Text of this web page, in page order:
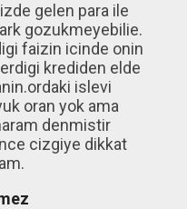
gelen para ile
gozukmeyebilie.
faizin icinde onin
krediden elde
islevi
oran yok ama
denmistir
cizgiye dikkat